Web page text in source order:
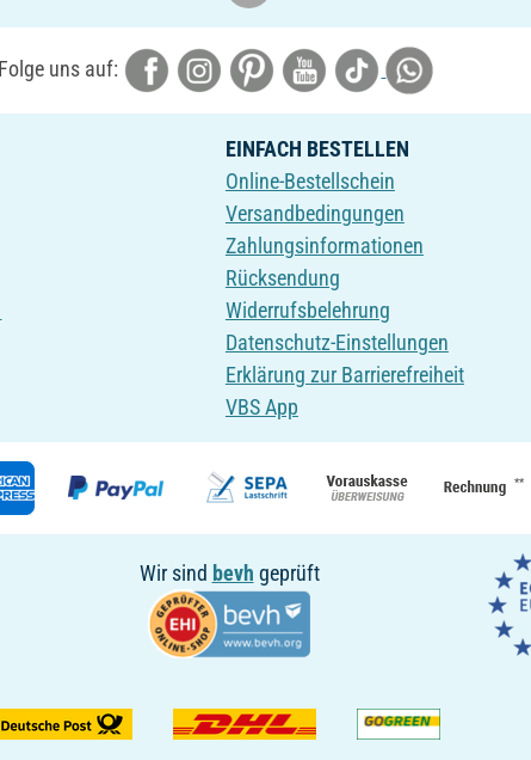
Folge uns auf:
EINFACH BESTELLEN
Online-Bestellschein
Versandbedingungen
Zahlungsinformationen
Rücksendung
Widerrufsbelehrung
Datenschutz-Einstellungen
Erklärung zur Barrierefreiheit
VBS App
**
Wir sind bevh geprüft